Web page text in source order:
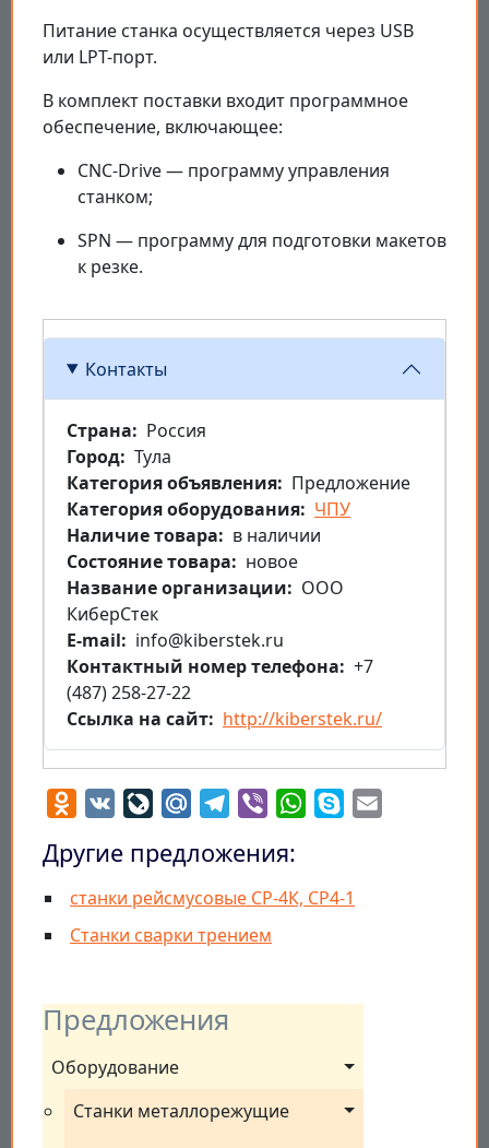
Предложения
Оборудование
Станки металлорежущие
Питание станка осуществляется через USB
или LPT-порт.
В комплект поставки входит программное
обеспечение, включающее:
CNC-Drive — программу управления
станком;
SPN — программу для подготовки макетов
к резке.
Контакты
Страна
Россия
Город Тула
Категория объявления
Предложение
Категория оборудования
ЧПУ
Наличие товара
в наличии
Состояние товара
новое
Название организации
ООО
КиберСтек
E-mail
info@kiberstek.ru
Контактный номер телефона
+7
(487) 258-27-22
Ссылка на сайт
http://kiberstek.ru/
Odnoklassniki
VK LiveJournal
Mail.RuTelegram
Viber WhatsApp
Skype
Другие предложения:
станки рейсмусовые СР-4К, СР4-1
Станки сварки трением